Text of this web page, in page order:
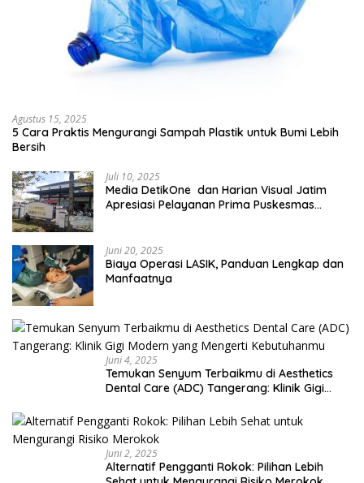
Agustus 15, 2025
5 Cara Praktis Mengurangi Sampah Plastik untuk Bumi Lebih
Bersih
Juli 10, 2025
Media DetikOne dan Harian Visual Jatim
Apresiasi Pelayanan Prima Puskesmas
Juni 20, 2025
Biaya Operasi LASIK, Panduan Lengkap dan
Manfaatnya
Juni 4, 2025
Temukan Senyum Terbaikmu di Aesthetics
Dental Care (ADC) Tangerang: Klinik Gigi
Juni 2, 2025
Alternatif Pengganti Rokok: Pilihan Lebih